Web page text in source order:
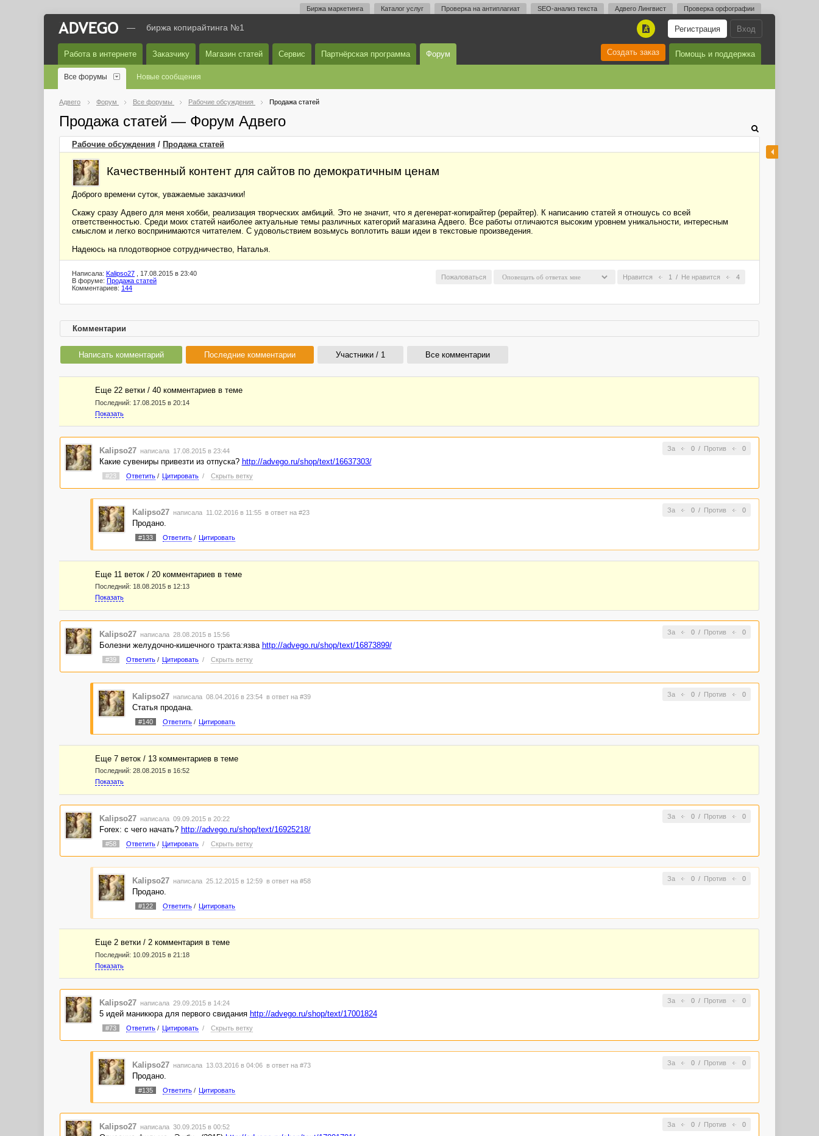
Биржа маркетинга Каталог услуг Проверка на антиплагиат SEO-анализ текста Адвего Лингвист Проверка орфографии
Вход
Регистрация
A
— биржа копирайтинга №1
Работа в интернете Заказчику Магазин статей Сервис Партнёрская программа Форум Помощь и поддержка
Создать заказ
Все форумы Новые сообщения
Адвего Форум Все форумы Рабочие обсуждения Продажа статей
Продажа статей — Форум Адвего
Рабочие обсуждения / Продажа статей
Качественный контент для сайтов по демократичным ценам
Доброго времени суток, уважаемые заказчики!
Скажу сразу Адвего для меня хобби, реализация творческих амбиций. Это не значит, что я дегенерат-копирайтер (рерайтер). К написанию статей я отношусь со всей
ответственностью. Среди моих статей наиболее актуальные темы различных категорий магазина Адвего. Все работы отличаются высоким уровнем уникальности, интересным
смыслом и легко воспринимаются читателем. С удовольствием возьмусь воплотить ваши идеи в текстовые произведения.
Надеюсь на плодотворное сотрудничество, Наталья.
Нравится 1 / Не нравится 4
Пожаловаться
Написала: Kalipso27 , 17.08.2015 в 23:40
В форуме: Продажа статей
Комментариев: 144
Комментарии
Написать комментарий Последние комментарии Участники / 1 Все комментарии
Еще 22 ветки / 40 комментариев в темe
Последний: 17.08.2015 в 20:14
Показать
За 0/ Против 0
Kalipso27 написала 17.08.2015 в 23:44
Какие сувениры привезти из отпуска? http://advego.ru/shop/text/16637303/
#23 Ответить/ Цитировать / Скрыть ветку
За 0/ Против 0
Kalipso27 написала 11.02.2016 в 11:55 в ответ на #23
Продано.
#133 Ответить/ Цитировать
Еще 11 веток / 20 комментариев в темe
Последний: 18.08.2015 в 12:13
Показать
За 0/ Против 0
Kalipso27 написала 28.08.2015 в 15:56
Болезни желудочно-кишечного тракта:язва http://advego.ru/shop/text/16873899/
#39 Ответить/ Цитировать / Скрыть ветку
За 0/ Против 0
Kalipso27 написала 08.04.2016 в 23:54 в ответ на #39
Статья продана.
#140 Ответить/ Цитировать
Еще 7 веток / 13 комментариев в темe
Последний: 28.08.2015 в 16:52
Показать
За 0/ Против 0
Kalipso27 написала 09.09.2015 в 20:22
Forex: с чего начать? http://advego.ru/shop/text/16925218/
#58 Ответить/ Цитировать / Скрыть ветку
За 0/ Против 0
Kalipso27 написала 25.12.2015 в 12:59 в ответ на #58
Продано.
#122 Ответить/ Цитировать
Еще 2 ветки / 2 комментария в темe
Последний: 10.09.2015 в 21:18
Показать
За 0/ Против 0
Kalipso27 написала 29.09.2015 в 14:24
5 идей маникюра для первого свидания http://advego.ru/shop/text/17001824
#73 Ответить/ Цитировать / Скрыть ветку
За 0/ Против 0
Kalipso27 написала 13.03.2016 в 04:06 в ответ на #73
Продано.
#135 Ответить/ Цитировать
За 0/ Против 0
Kalipso27 написала 30.09.2015 в 00:52